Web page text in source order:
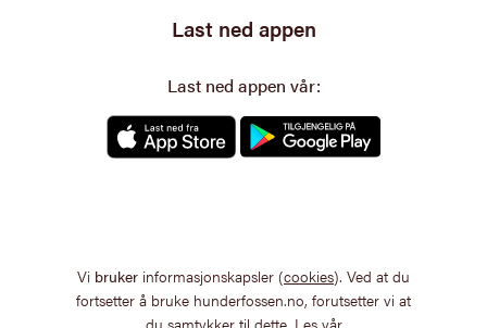
Last ned appen
Last ned appen vår:
Vi bruker informasjonskapsler (cookies). Ved at du
fortsetter å bruke hunderfossen.no, forutsetter vi at